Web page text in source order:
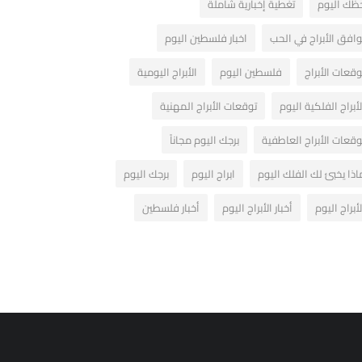
اليوم
تغطية إخبارية شاملة
الأبراج في الحب
اخبار فلسطين اليوم
الأبراج
فلسطين اليوم
الأبراج اليومية
الفلكية اليوم
توقعات الأبراج المهنية
الأبراج العاطفية
برجك اليوم مجاناً
يخبئ لك الفلك اليوم
ابراج اليوم
برجك اليوم
اليوم
أخبار الأبراج اليوم أخبار فلسطين